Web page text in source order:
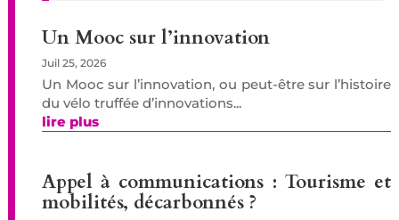
Un Mooc sur l’innovation
Juil 25, 2026
Un Mooc sur l’innovation, ou peut-être sur l’histoire
du vélo truffée d’innovations...
lire plus
Appel à communications : Tourisme et
mobilités, décarbonnés ?